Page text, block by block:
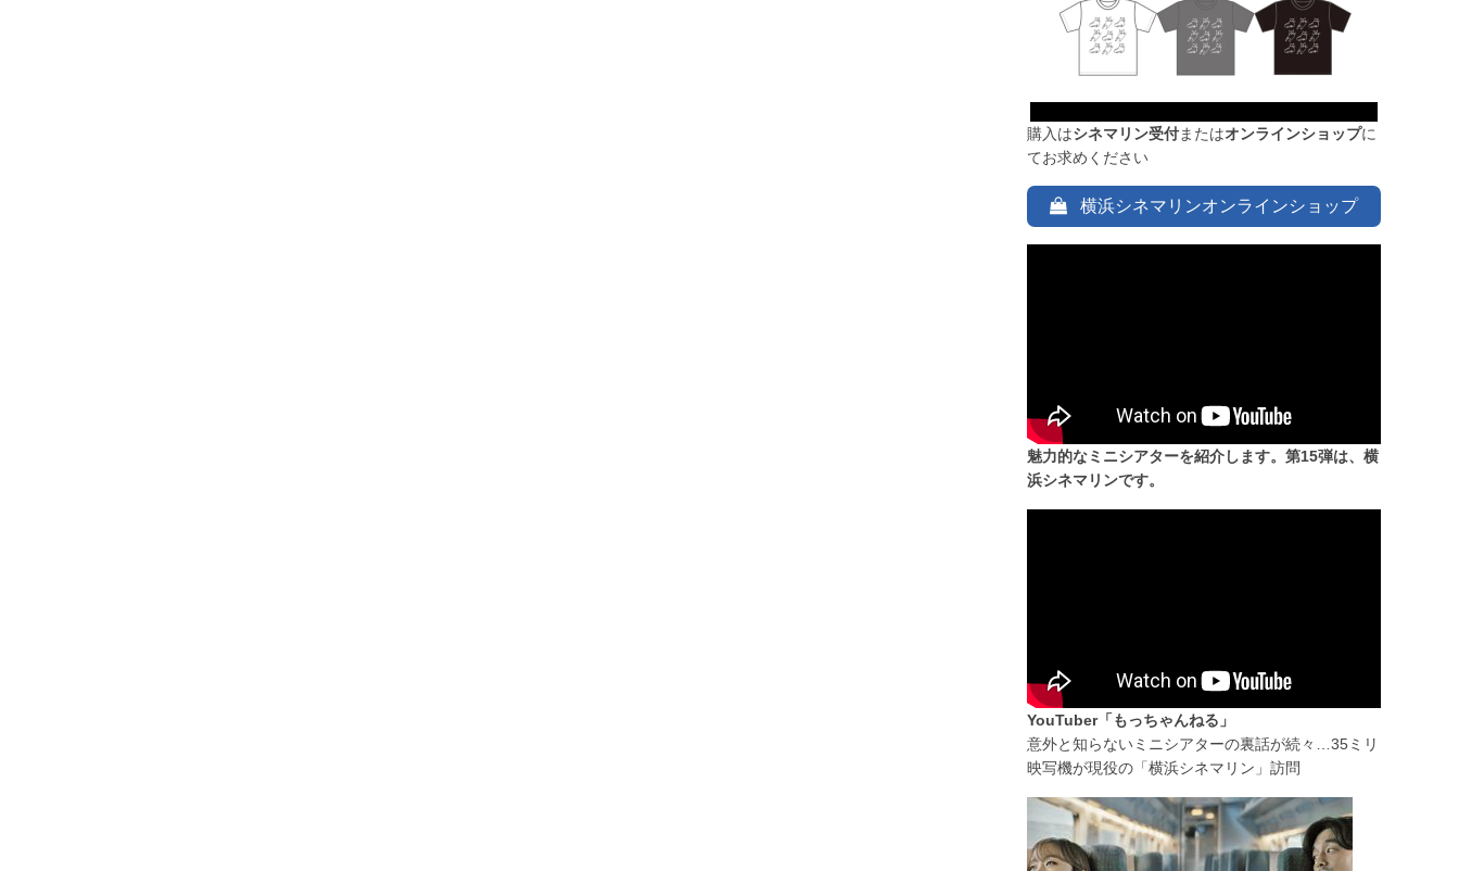
購入はシネマリン受付またはオンラインショップに
てお求めください
横浜シネマリンオンラインショップ
魅力的なミニシアターを紹介します。第15弾は、横
浜シネマリンです。
YouTuber「もっちゃんねる」
意外と知らないミニシアターの裏話が続々…35ミリ
映写機が現役の「横浜シネマリン」訪問